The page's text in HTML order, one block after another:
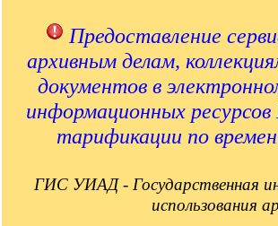
Предоставление
архивным делам,
документов в
информационных
тарификации по
ГИС УИАД - Государственная
использования